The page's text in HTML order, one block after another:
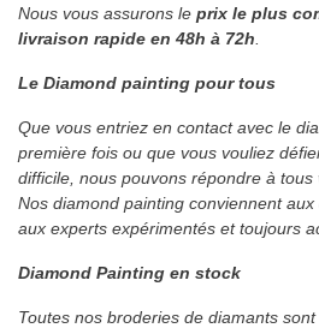
Nous vous assurons le prix le plus
livraison rapide en 48h à 72h
Le Diamond painting pour tous
Que vous entriez en contact avec le
première fois ou que vous vouliez
difficile, nous pouvons répondre à tous
Nos diamond painting conviennent
aux experts expérimentés et toujours
Diamond Painting en stock
Toutes nos broderies de diamants